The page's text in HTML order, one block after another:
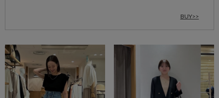
BUY>>